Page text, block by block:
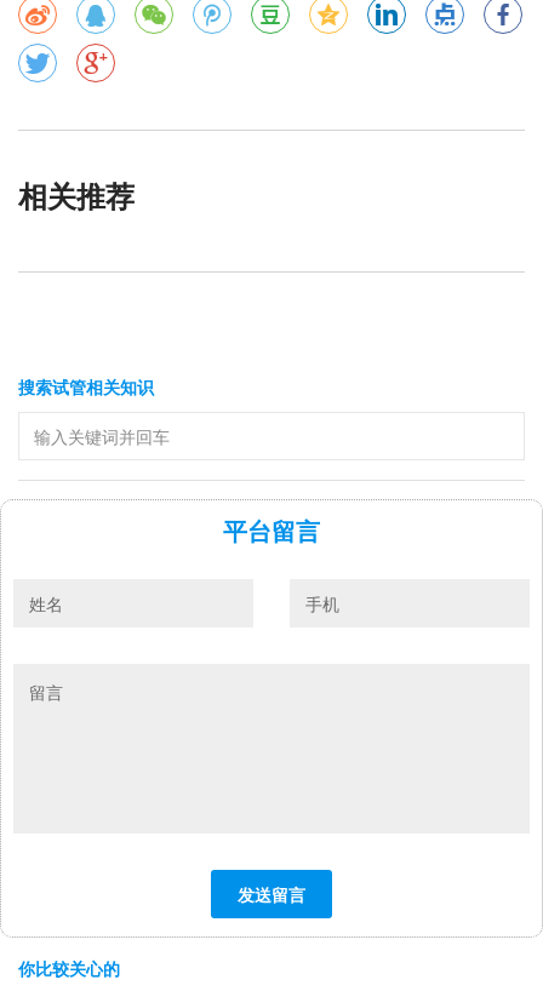
相关推荐
搜索试管相关知识
平台留言
你比较关心的